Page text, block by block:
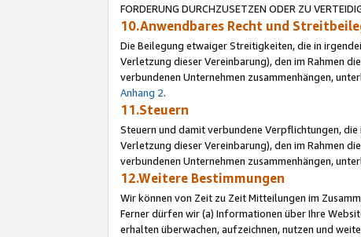
FORDERUNG DURCHZUSETZEN ODER ZU
10.Anwendbares Recht und
Die Beilegung etwaiger Streitigkeiten, die in
Verletzung dieser Vereinbarung), den im Rahmen
verbundenen Unternehmen zusammenhängen,
Anhang 2.
11.Steuern
Steuern und damit verbundene Verpflichtungen,
Verletzung dieser Vereinbarung), den im Rahmen
verbundenen Unternehmen zusammenhängen,
12.Weitere Bestimmungen
Wir können von Zeit zu Zeit Mitteilungen im
Ferner dürfen wir (a) Informationen über Ihre
erhalten überwachen, aufzeichnen, nutzen und